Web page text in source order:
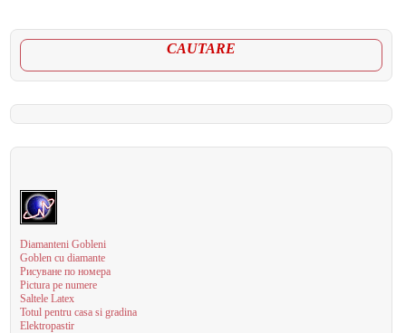
CAUTARE
Diamanteni Gobleni
Goblen cu diamante
Рисуване по номера
Pictura pe numere
Saltele Latex
Totul pentru casa si gradina
Elektropastir